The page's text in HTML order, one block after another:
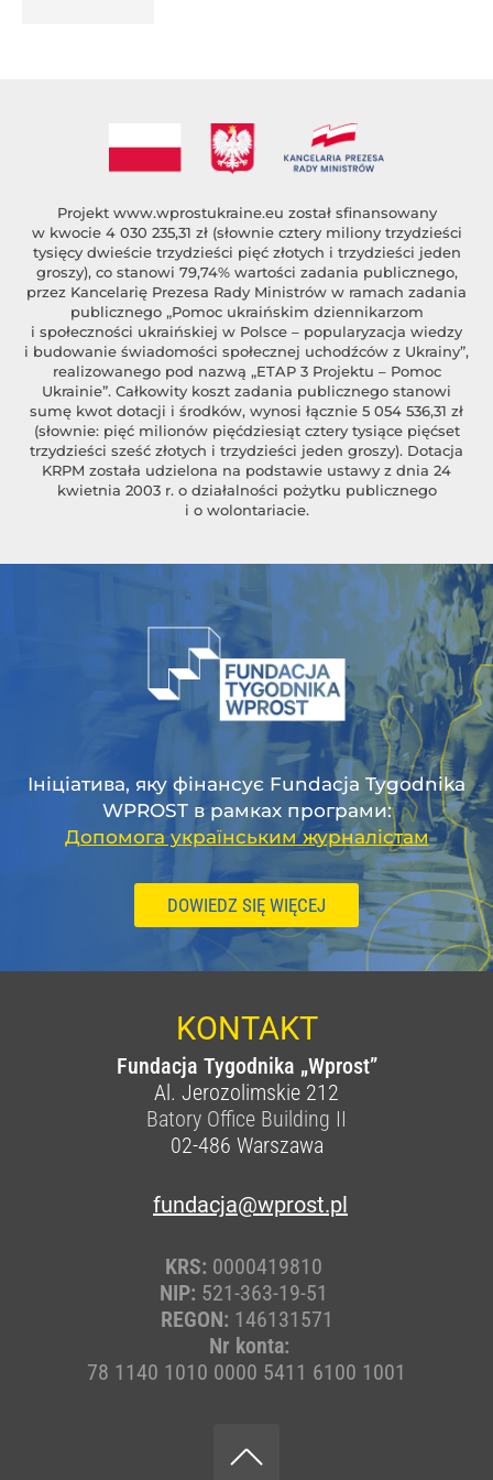
Projekt www.wprostukraine.eu został sfinansowany
w kwocie 4 030 235,31 zł (słownie cztery miliony trzydzieści
tysięcy dwieście trzydzieści pięć złotych i trzydzieści jeden
groszy), co stanowi 79,74% wartości zadania publicznego,
przez Kancelarię Prezesa Rady Ministrów w ramach zadania
publicznego „Pomoc ukraińskim dziennikarzom
i społeczności ukraińskiej w Polsce – popularyzacja wiedzy
i budowanie świadomości społecznej uchodźców z Ukrainy”,
realizowanego pod nazwą „ETAP 3 Projektu – Pomoc
Ukrainie”. Całkowity koszt zadania publicznego stanowi
sumę kwot dotacji i środków, wynosi łącznie 5 054 536,31 zł
(słownie: pięć milionów pięćdziesiąt cztery tysiące pięćset
trzydzieści sześć złotych i trzydzieści jeden groszy). Dotacja
KRPM została udzielona na podstawie ustawy z dnia 24
kwietnia 2003 r. o działalności pożytku publicznego
i o wolontariacie.
Ініціатива, яку фінансує Fundacja Tygodnika
WPROST в рамках програми:
Допомога українським журналістам
DOWIEDZ SIĘ WIĘCEJ
KONTAKT
Fundacja Tygodnika „Wprost”
Al. Jerozolimskie 212
Batory Office Building II
02-486 Warszawa
fundacja@wprost.pl
KRS: 0000419810
NIP: 521-363-19-51
REGON: 146131571
Nr konta:
78 1140 1010 0000 5411 6100 1001